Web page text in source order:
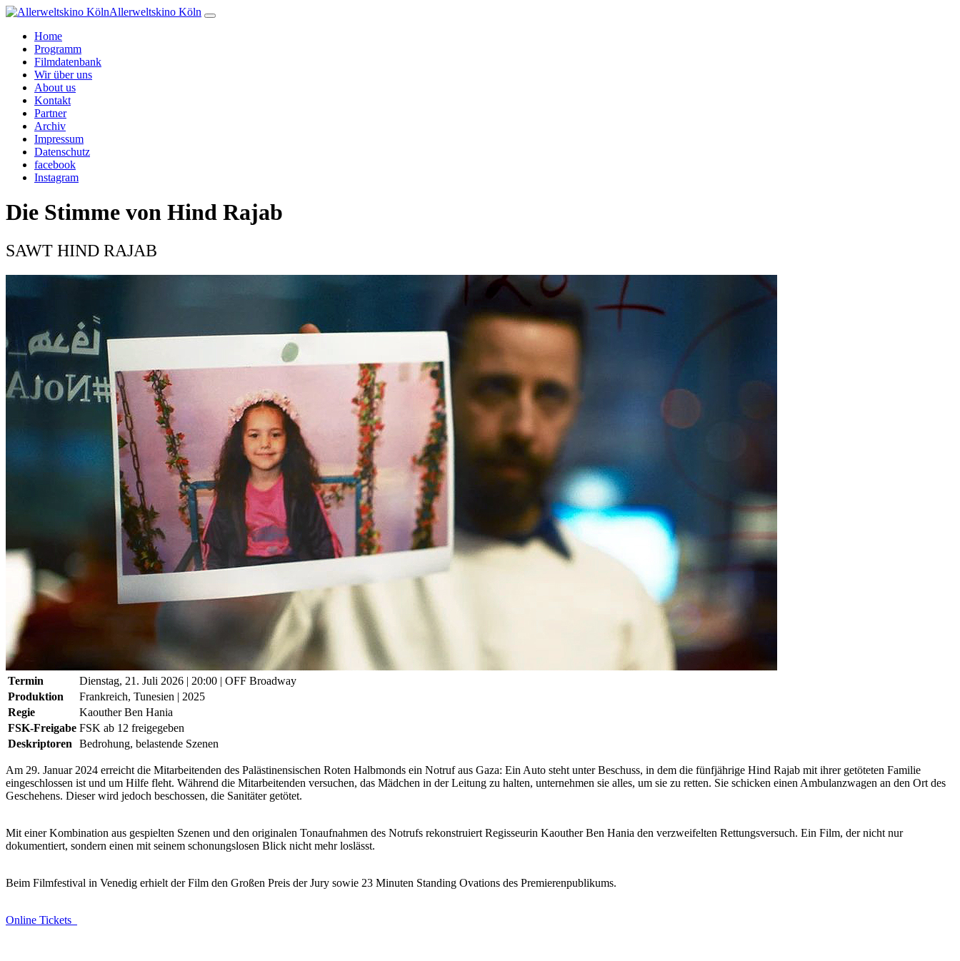
Allerweltskino Köln
Home
Programm
Filmdatenbank
Wir über uns
About us
Kontakt
Partner
Archiv
Impressum
Datenschutz
facebook
Instagram
Die Stimme von Hind Rajab
SAWT HIND RAJAB
Termin Dienstag, 21. Juli 2026 | 20:00 | OFF Broadway
Produktion
Frankreich, Tunesien | 2025
Regie
Kaouther Ben Hania
FSK-Freigabe FSK ab 12 freigegeben
Deskriptoren
Bedrohung, belastende Szenen
Am 29. Januar 2024 erreicht die Mitarbeitenden des Palästinensischen Roten Halbmonds ein Notruf aus Gaza: Ein Auto steht unter Beschuss, in dem die fünfjährige Hind Rajab mit ihrer getöteten Familie
eingeschlossen ist und um Hilfe fleht. Während die Mitarbeitenden versuchen, das Mädchen in der Leitung zu halten, unternehmen sie alles, um sie zu retten. Sie schicken einen Ambulanzwagen an den Ort des
Geschehens. Dieser wird jedoch beschossen, die Sanitäter getötet.
Mit einer Kombination aus gespielten Szenen und den originalen Tonaufnahmen des Notrufs rekonstruiert Regisseurin Kaouther Ben Hania den verzweifelten Rettungsversuch. Ein Film, der nicht nur
dokumentiert, sondern einen mit seinem schonungslosen Blick nicht mehr loslässt.
Beim Filmfestival in Venedig erhielt der Film den Großen Preis der Jury sowie 23 Minuten Standing Ovations des Premierenpublikums.
Online Tickets